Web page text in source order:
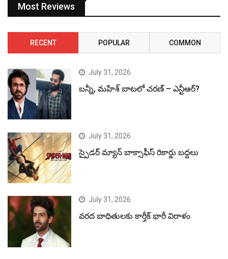
Most Reviews
RECENT POPULAR COMMON
July 31, 2026
బన్నీ, మహేశ్ బాటలో చరణ్ – ఎన్టీఆర్?
July 31, 2026
స్పైడర్ మ్యాన్ బాక్సాఫీస్ రికార్డు బద్దలు
July 31, 2026
వరద బాధితులకు కార్తీక్ భారీ విరాళం